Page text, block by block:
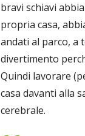
bravi schiavi
propria casa,
andati al parco, a
divertimento
Quindi lavorare
casa davanti alla
cerebrale.